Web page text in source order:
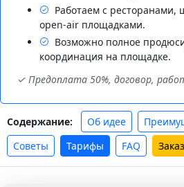
Работаем с ресторанами,
open-air площадками.
Возможно полное
координация на площадке.
✓ Предоплата 50%, договор,
Содержание: Об идее
Советы
Тарифы FAQ